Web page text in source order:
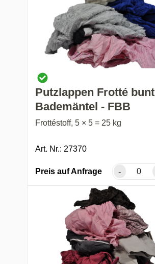
Putzlappen Frotté bunt
Bademäntel - FBB
Frottéstoff, 5 × 5 = 25 kg
Art. Nr.: 27370
Preis auf Anfrage -